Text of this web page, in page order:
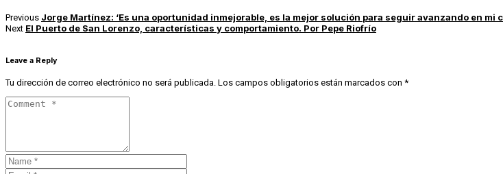
Previous Jorge Martínez: ‘Es una oportunidad inmejorable, es la mejor solución para seguir avanzando en mi
Next El Puerto de San Lorenzo, características y comportamiento. Por Pepe Riofrío
Leave a Reply
Tu dirección de correo electrónico no será publicada. Los campos obligatorios están marcados con *